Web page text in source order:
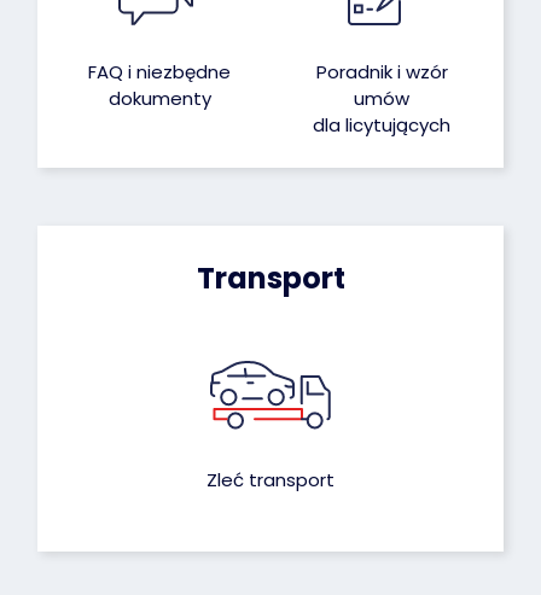
FAQ i niezbędne
dokumenty
Poradnik i wzór
umów
dla licytujących
Transport
Zleć transport